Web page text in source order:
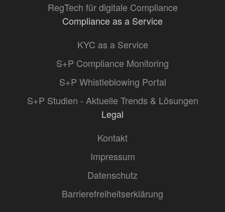
RegTech für digitale Compliance
Compliance as a Service
KYC as a Service
S+P Compliance Monitoring
S+P Whistleblowing Portal
S+P Studien - Aktuelle Trends & Lösungen
Legal
Kontakt
Impressum
Datenschutz
Barrierefreiheitserklärung